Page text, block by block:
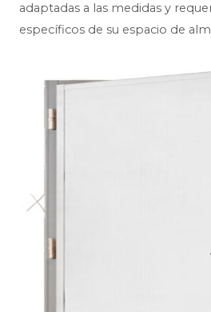
adaptadas a las medidas y
específicos de su espacio de